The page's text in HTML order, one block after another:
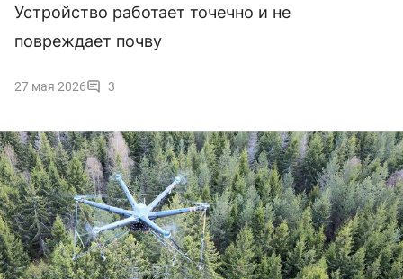
Устройство работает точечно и не
повреждает почву
27 мая 2026 3